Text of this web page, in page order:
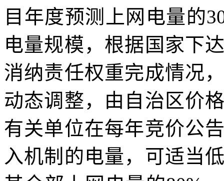
目年度预测上网电量的
电量规模，根据国家下
消纳责任权重完成情况
动态调整，由自治区价
有关单位在每年竞价公
入机制的电量，可适当